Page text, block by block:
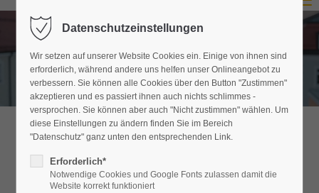
Login
Benutzername
Passwort
Unsere Leistungen
Datenschutzeinstellungen
Wir setzen auf unserer Website Cookies ein. Einige von ihnen sind
erforderlich, während andere uns helfen unser Onlineangebot zu
verbessern. Sie können alle Cookies über den Button "Zustimmen"
akzeptieren und es passiert ihnen auch nichts schlimmes -
versprochen. Sie können aber auch "Nicht zustimmen" wählen. Um
diese Einstellungen zu ändern finden Sie im Bereich
"Datenschutz" ganz unten den entsprechenden Link.
Erforderlich*
Notwendige Cookies und Google Fonts zulassen damit die
Website korrekt funktioniert